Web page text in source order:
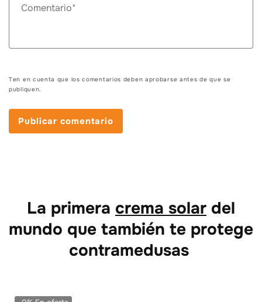
Ten en cuenta que los comentarios deben aprobarse antes de que se
publiquen.
La primera crema solar del
mundo que también te protege
contramedusas